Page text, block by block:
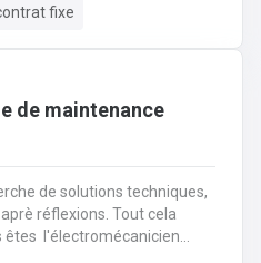
le
leur véhicule et les réparations à prévoir.
fixe
de maintenance
de solutions techniques,
Tout cela
êtes l'électromécanicien